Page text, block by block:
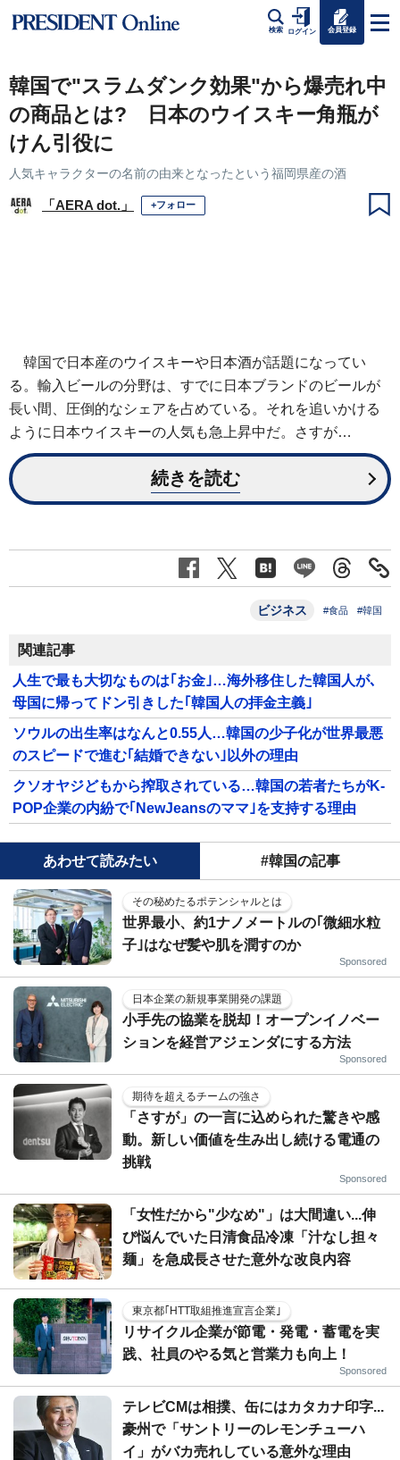
検索 ログイン 会員登録
韓国で"スラムダンク効果"から爆売れ中
の商品とは? 日本のウイスキー角瓶が
けん引役に
人気キャラクターの名前の由来となったという福岡県産の酒
「AERA dot.」 +フォロー
韓国で日本産のウイスキーや日本酒が話題になってい
る。輸入ビールの分野は、すでに日本ブランドのビールが
長い間、圧倒的なシェアを占めている。それを追いかける
ように日本ウイスキーの人気も急上昇中だ。さすが…
続きを読む
ビジネス #食品 #韓国
関連記事
人生で最も大切なものは｢お金｣…海外移住した韓国人が､
母国に帰ってドン引きした｢韓国人の拝金主義｣
ソウルの出生率はなんと0.55人…韓国の少子化が世界最悪
のスピードで進む｢結婚できない｣以外の理由
クソオヤジどもから搾取されている…韓国の若者たちがK-
POP企業の内紛で｢NewJeansのママ｣を支持する理由
あわせて読みたい #韓国の記事
その秘めたるポテンシャルとは
世界最小、約1ナノメートルの｢微細水粒
子｣はなぜ髪や肌を潤すのか
Sponsored
日本企業の新規事業開発の課題
小手先の協業を脱却！オープンイノベー
ションを経営アジェンダにする方法
Sponsored
期待を超えるチームの強さ
「さすが」の一言に込められた驚きや感
動。新しい価値を生み出し続ける電通の
挑戦
Sponsored
「女性だから"少なめ"」は大間違い...伸
び悩んでいた日清食品冷凍「汁なし担々
麺」を急成長させた意外な改良内容
東京都｢HTT取組推進宣言企業｣
リサイクル企業が節電・発電・蓄電を実
践、社員のやる気と営業力も向上！
Sponsored
テレビCMは相撲、缶にはカタカナ印字...
豪州で「サントリーのレモンチューハ
イ」がバカ売れしている意外な理由